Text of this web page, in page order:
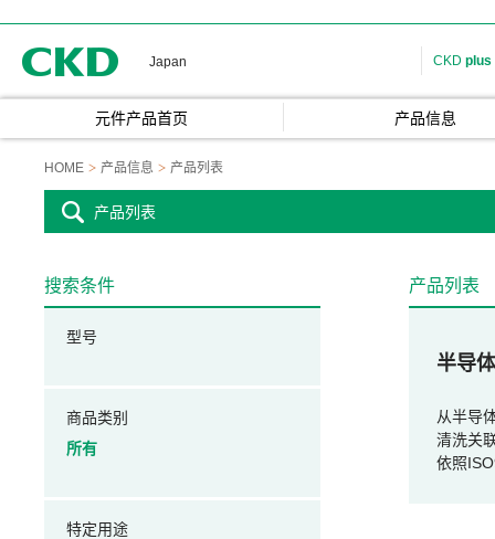
Japan CKD plus
元件产品首页 产品信息
HOME 产品信息 产品列表
产品列表
产品列表
半导
从半导
清洗关
依照
搜索条件
型号
商品类别
所有
特定用途